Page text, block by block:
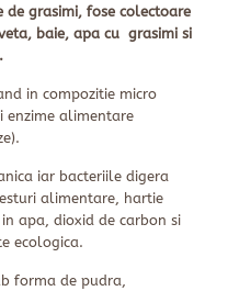
de grasimi, fose colectoare
baie, apa cu grasimi si
in compozitie micro
enzime alimentare
iar bacteriile digera
alimentare, hartie
apa, dioxid de carbon si
ecologica.
forma de pudra,